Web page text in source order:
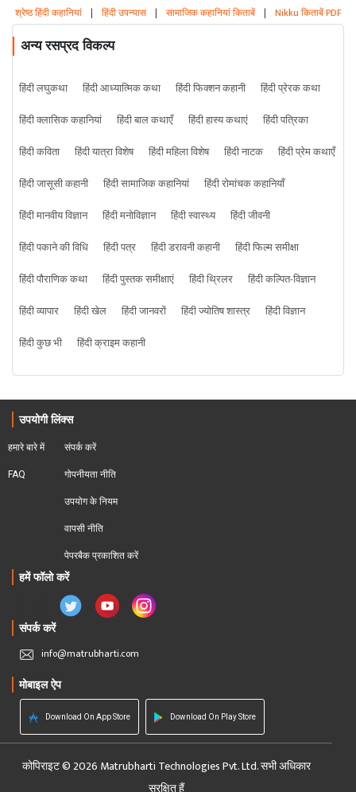
श्रेष्ठ हिंदी कहानियां | हिंदी उपन्यास | सामाजिक कहानियां किताबें | Nikku किताबें PDF
अन्य रसप्रद विकल्प
हिंदी लघुकथा हिंदी आध्यात्मिक कथा हिंदी फिक्शन कहानी
हिंदी प्रेरक कथा
हिंदी क्लासिक कहानियां
हिंदी बाल कथाएँ हिंदी हास्य कथाएं
हिंदी पत्रिका
हिंदी कविता
हिंदी यात्रा विशेष हिंदी महिला विशेष हिंदी नाटक
हिंदी प्रेम कथाएँ
हिंदी जासूसी कहानी
हिंदी सामाजिक कहानियां
हिंदी रोमांचक कहानियाँ
हिंदी मानवीय विज्ञान
हिंदी मनोविज्ञान हिंदी स्वास्थ्य
हिंदी जीवनी
हिंदी पकाने की विधि
हिंदी पत्र हिंदी डरावनी कहानी
हिंदी फिल्म समीक्षा
हिंदी पौराणिक कथा
हिंदी पुस्तक समीक्षाएं हिंदी थ्रिलर
हिंदी कल्पित-विज्ञान
हिंदी व्यापार
हिंदी खेल हिंदी जानवरों हिंदी ज्योतिष शास्त्र
हिंदी विज्ञान
हिंदी कुछ भी
हिंदी क्राइम कहानी
उपयोगी लिंक्स
हमारे बारे में
FAQ
संपर्क करें
गोपनीयता नीति
उपयोग के नियम
वापसी नीति
पेपरबैक प्रकाशित करें
हमें फॉलो करें
संपर्क करें
info@matrubharti.com
मोबाइल ऐप
Download On App Store Download On Play Store
कोपिराइट © 2026 Matrubharti Technologies Pvt. Ltd. सभी अधिकार